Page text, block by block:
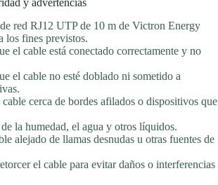
y advertencias
red RJ12 UTP de 10 m de Victron Energy
los fines previstos.
el cable está conectado correctamente y no
el cable no esté doblado ni sometido a
cerca de bordes afilados o dispositivos que
la humedad, el agua y otros líquidos.
alejado de llamas desnudas u otras fuentes de
el cable para evitar daños o interferencias